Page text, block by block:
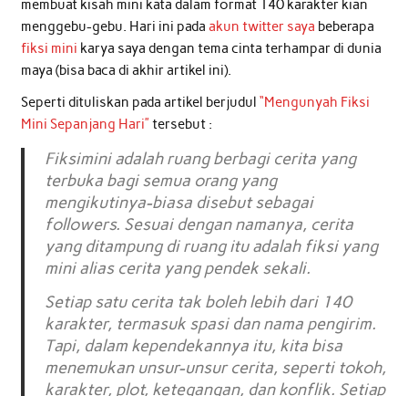
membuat kisah mini kata dalam format 140 karakter kian
menggebu-gebu. Hari ini pada akun twitter saya beberapa
fiksi mini karya saya dengan tema cinta terhampar di dunia
maya (bisa baca di akhir artikel ini).
Seperti dituliskan pada artikel berjudul “Mengunyah Fiksi
Mini Sepanjang Hari” tersebut :
Fiksimini adalah ruang berbagi cerita yang
terbuka bagi semua orang yang
mengikutinya-biasa disebut sebagai
followers. Sesuai dengan namanya, cerita
yang ditampung di ruang itu adalah fiksi yang
mini alias cerita yang pendek sekali.
Setiap satu cerita tak boleh lebih dari 140
karakter, termasuk spasi dan nama pengirim.
Tapi, dalam kependekannya itu, kita bisa
menemukan unsur-unsur cerita, seperti tokoh,
karakter, plot, ketegangan, dan konflik. Setiap